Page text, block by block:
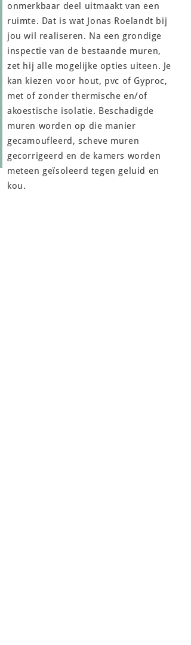
onmerkbaar deel uitmaakt van een
ruimte. Dat is wat Jonas Roelandt bij
jou wil realiseren. Na een grondige
inspectie van de bestaande muren,
zet hij alle mogelijke opties uiteen. Je
kan kiezen voor hout, pvc of Gyproc,
met of zonder thermische en/of
akoestische isolatie. Beschadigde
muren worden op die manier
gecamoufleerd, scheve muren
gecorrigeerd en de kamers worden
meteen geïsoleerd tegen geluid en
kou.